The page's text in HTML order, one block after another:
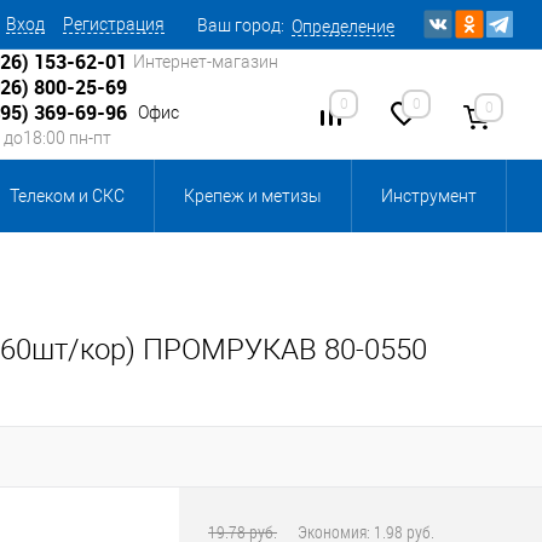
Вход Регистрация Ваш город: Определение
153-62-01 Интернет-магазин
800-25-69
369-69-96 Офис
до18:00 пн-пт
0 0 0
Телеком и СКС Крепеж и метизы Инструмент
и комплектующие, бытовая химия
для склада Ретро-электрика
кор) ПРОМРУКАВ 80-0550
19.78 руб. Экономия: 1.98 руб.